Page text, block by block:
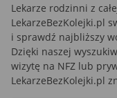
Lekarze rodzinni z
LekarzeBezKolejki.pl
i sprawdź najbliższy
Dzięki naszej
wizytę na NFZ lub
LekarzeBezKolejki.pl